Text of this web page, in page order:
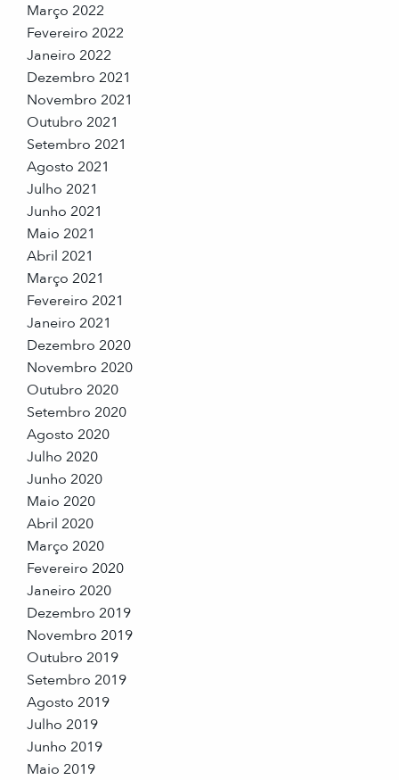
Março 2022
Fevereiro 2022
Janeiro 2022
Dezembro 2021
Novembro 2021
Outubro 2021
Setembro 2021
Agosto 2021
Julho 2021
Junho 2021
Maio 2021
Abril 2021
Março 2021
Fevereiro 2021
Janeiro 2021
Dezembro 2020
Novembro 2020
Outubro 2020
Setembro 2020
Agosto 2020
Julho 2020
Junho 2020
Maio 2020
Abril 2020
Março 2020
Fevereiro 2020
Janeiro 2020
Dezembro 2019
Novembro 2019
Outubro 2019
Setembro 2019
Agosto 2019
Julho 2019
Junho 2019
Maio 2019